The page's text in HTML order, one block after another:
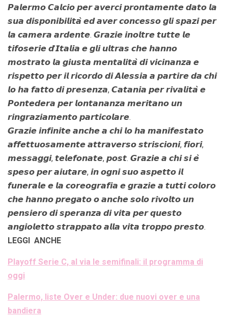
𝙋𝙖𝙡𝙚𝙧𝙢𝙤 𝘾𝙖𝙡𝙘𝙞𝙤 𝙥𝙚𝙧 𝙖𝙫𝙚𝙧𝙘𝙞 𝙥𝙧𝙤𝙣𝙩𝙖𝙢𝙚𝙣𝙩𝙚 𝙙𝙖𝙩𝙤 𝙡𝙖
𝙨𝙪𝙖 𝙙𝙞𝙨𝙥𝙤𝙣𝙞𝙗𝙞𝙡𝙞𝙩𝙖̀ 𝙚𝙙 𝙖𝙫𝙚𝙧 𝙘𝙤𝙣𝙘𝙚𝙨𝙨𝙤 𝙜𝙡𝙞 𝙨𝙥𝙖𝙯𝙞 𝙥𝙚𝙧
𝙡𝙖 𝙘𝙖𝙢𝙚𝙧𝙖 𝙖𝙧𝙙𝙚𝙣𝙩𝙚. 𝙂𝙧𝙖𝙯𝙞𝙚 𝙞𝙣𝙤𝙡𝙩𝙧𝙚 𝙩𝙪𝙩𝙩𝙚 𝙡𝙚
𝙩𝙞𝙛𝙤𝙨𝙚𝙧𝙞𝙚 𝙙’𝙄𝙩𝙖𝙡𝙞𝙖 𝙚 𝙜𝙡𝙞 𝙪𝙡𝙩𝙧𝙖𝙨 𝙘𝙝𝙚 𝙝𝙖𝙣𝙣𝙤
𝙢𝙤𝙨𝙩𝙧𝙖𝙩𝙤 𝙡𝙖 𝙜𝙞𝙪𝙨𝙩𝙖 𝙢𝙚𝙣𝙩𝙖𝙡𝙞𝙩𝙖̀ 𝙙𝙞 𝙫𝙞𝙘𝙞𝙣𝙖𝙣𝙯𝙖 𝙚
𝙧𝙞𝙨𝙥𝙚𝙩𝙩𝙤 𝙥𝙚𝙧 𝙞𝙡 𝙧𝙞𝙘𝙤𝙧𝙙𝙤 𝙙𝙞 𝘼𝙡𝙚𝙨𝙨𝙞𝙖 𝙖 𝙥𝙖𝙧𝙩𝙞𝙧𝙚 𝙙𝙖 𝙘𝙝𝙞
𝙡𝙤 𝙝𝙖 𝙛𝙖𝙩𝙩𝙤 𝙙𝙞 𝙥𝙧𝙚𝙨𝙚𝙣𝙯𝙖, 𝘾𝙖𝙩𝙖𝙣𝙞𝙖 𝙥𝙚𝙧 𝙧𝙞𝙫𝙖𝙡𝙞𝙩𝙖̀ 𝙚
𝙋𝙤𝙣𝙩𝙚𝙙𝙚𝙧𝙖 𝙥𝙚𝙧 𝙡𝙤𝙣𝙩𝙖𝙣𝙖𝙣𝙯𝙖 𝙢𝙚𝙧𝙞𝙩𝙖𝙣𝙤 𝙪𝙣
𝙧𝙞𝙣𝙜𝙧𝙖𝙯𝙞𝙖𝙢𝙚𝙣𝙩𝙤 𝙥𝙖𝙧𝙩𝙞𝙘𝙤𝙡𝙖𝙧𝙚.
𝙂𝙧𝙖𝙯𝙞𝙚 𝙞𝙣𝙛𝙞𝙣𝙞𝙩𝙚 𝙖𝙣𝙘𝙝𝙚 𝙖 𝙘𝙝𝙞 𝙡𝙤 𝙝𝙖 𝙢𝙖𝙣𝙞𝙛𝙚𝙨𝙩𝙖𝙩𝙤
𝙖𝙛𝙛𝙚𝙩𝙩𝙪𝙤𝙨𝙖𝙢𝙚𝙣𝙩𝙚 𝙖𝙩𝙩𝙧𝙖𝙫𝙚𝙧𝙨𝙤 𝙨𝙩𝙧𝙞𝙨𝙘𝙞𝙤𝙣𝙞, 𝙛𝙞𝙤𝙧𝙞,
𝙢𝙚𝙨𝙨𝙖𝙜𝙜𝙞, 𝙩𝙚𝙡𝙚𝙛𝙤𝙣𝙖𝙩𝙚, 𝙥𝙤𝙨𝙩. 𝙂𝙧𝙖𝙯𝙞𝙚 𝙖 𝙘𝙝𝙞 𝙨𝙞 𝙚̀
𝙨𝙥𝙚𝙨𝙤 𝙥𝙚𝙧 𝙖𝙞𝙪𝙩𝙖𝙧𝙚, 𝙞𝙣 𝙤𝙜𝙣𝙞 𝙨𝙪𝙤 𝙖𝙨𝙥𝙚𝙩𝙩𝙤 𝙞𝙡
𝙛𝙪𝙣𝙚𝙧𝙖𝙡𝙚 𝙚 𝙡𝙖 𝙘𝙤𝙧𝙚𝙤𝙜𝙧𝙖𝙛𝙞𝙖 𝙚 𝙜𝙧𝙖𝙯𝙞𝙚 𝙖 𝙩𝙪𝙩𝙩𝙞 𝙘𝙤𝙡𝙤𝙧𝙤
𝙘𝙝𝙚 𝙝𝙖𝙣𝙣𝙤 𝙥𝙧𝙚𝙜𝙖𝙩𝙤 𝙤 𝙖𝙣𝙘𝙝𝙚 𝙨𝙤𝙡𝙤 𝙧𝙞𝙫𝙤𝙡𝙩𝙤 𝙪𝙣
𝙥𝙚𝙣𝙨𝙞𝙚𝙧𝙤 𝙙𝙞 𝙨𝙥𝙚𝙧𝙖𝙣𝙯𝙖 𝙙𝙞 𝙫𝙞𝙩𝙖 𝙥𝙚𝙧 𝙦𝙪𝙚𝙨𝙩𝙤
𝙖𝙣𝙜𝙞𝙤𝙡𝙚𝙩𝙩𝙤 𝙨𝙩𝙧𝙖𝙥𝙥𝙖𝙩𝙤 𝙖𝙡𝙡𝙖 𝙫𝙞𝙩𝙖 𝙩𝙧𝙤𝙥𝙥𝙤 𝙥𝙧𝙚𝙨𝙩𝙤.
LEGGI ANCHE
Playoff Serie C, al via le semifinali: il programma di
oggi
Palermo, liste Over e Under: due nuovi over e una
bandiera